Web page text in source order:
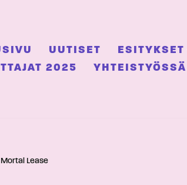
UUTISET ESITYKSET
2025
YHTEISTYÖSSÄ
Lease